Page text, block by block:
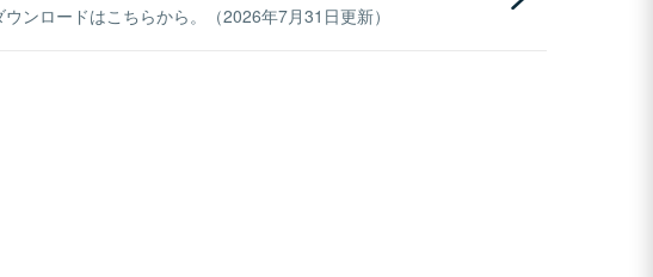
ンロードはこちらから。（2026年7月31日更新）